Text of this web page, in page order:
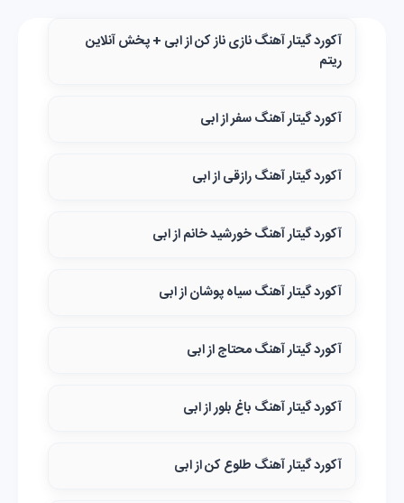
آکورد گیتار آهنگ نازی ناز کن از ابی + پخش آنلاین
ریتم
آکورد گیتار آهنگ سفر از ابی
آکورد گیتار آهنگ رازقی از ابی
آکورد گیتار آهنگ خورشید خانم از ابی
آکورد گیتار آهنگ سیاه پوشان از ابی
آکورد گیتار آهنگ محتاج از ابی
آکورد گیتار آهنگ باغ بلور از ابی
آکورد گیتار آهنگ طلوع کن از ابی